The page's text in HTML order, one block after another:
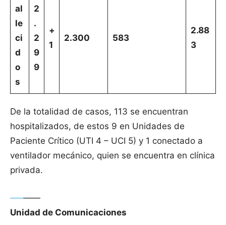
al
le
ci
d
o
s
2
.
2
9
9
+
1
2.300 583
2.88
3
De la totalidad de casos, 113 se encuentran
hospitalizados, de estos 9 en Unidades de
Paciente Crítico (UTI 4 – UCI 5) y 1 conectado a
ventilador mecánico, quien se encuentra en clínica
privada.
—–——
Unidad de Comunicaciones